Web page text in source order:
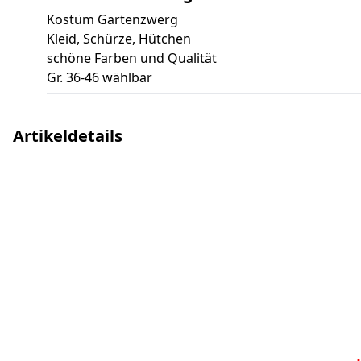
Kostüm Gartenzwerg
Kleid, Schürze, Hütchen
schöne Farben und Qualität
Gr. 36-46 wählbar
Artikeldetails